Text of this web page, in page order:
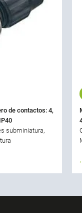
de contactos: 4,
subminiatura,